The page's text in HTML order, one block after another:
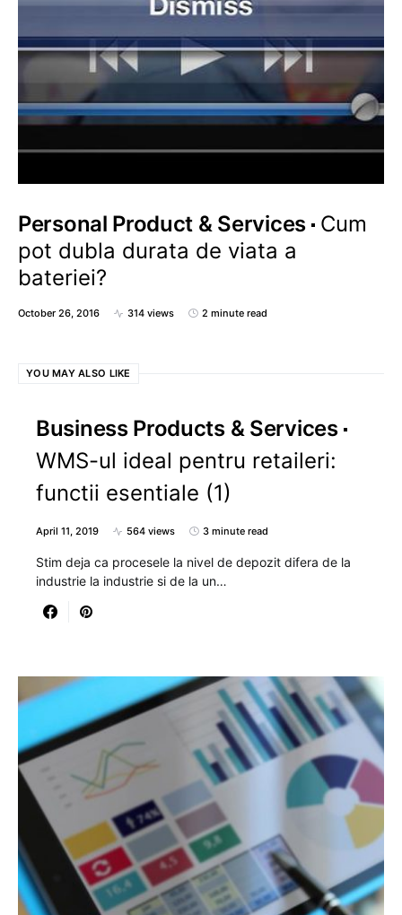
Personal Product & Services Cum
pot dubla durata de viata a
bateriei?
October 26, 2016 314 views 2 minute read
YOU MAY ALSO LIKE
Business Products & Services
WMS-ul ideal pentru retaileri:
functii esentiale (1)
April 11, 2019 564 views 3 minute read
Stim deja ca procesele la nivel de depozit difera de la
industrie la industrie si de la un…